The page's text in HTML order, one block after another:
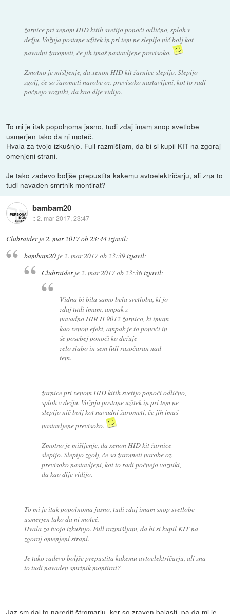
žarnice pri xenom HID kitih svetijo ponoči odlično, sploh v
dežju. Vožnja postane užitek in pri tem ne slepijo nič bolj kot
navadni žarometi, če jih imaš nastavljene previsoko.
Zmotno je mišljenje, da xenon HID kit žarnice slepijo. Slepijo
zgolj, če so žarometi narobe oz. previsoko nastavljeni, kot to radi
počnejo vozniki, da kao dlje vidijo.
To mi je itak popolnoma jasno, tudi zdaj imam snop svetlobe
usmerjen tako da ni moteč.
Hvala za tvojo izkušnjo. Full razmišljam, da bi si kupil KIT na zgoraj
omenjeni strani.
Je tako zadevo boljše prepustita kakemu avtoelektričarju, ali zna to
tudi navaden smrtnik montirat?
bambam20
::2. mar 2017, 23:47
Clubraiderje2. mar 2017 ob 23:44izjavil:
bambam20je2. mar 2017 ob 23:39izjavil:
Clubraiderje2. mar 2017 ob 23:36izjavil:
Vidna bi bila samo bela svetloba, ki jo
zdaj tudi imam, ampak z
navadno HIR II 9012 žarnico, ki imam
kao xenon efekt, ampak je to ponoči in
še posebej ponoči ko dežuje
zelo slabo in sem full razočaran nad
tem.
žarnice pri xenom HID kitih svetijo ponoči odlično,
sploh v dežju. Vožnja postane užitek in pri tem ne
slepijo nič bolj kot navadni žarometi, če jih imaš
nastavljene previsoko.
Zmotno je mišljenje, da xenon HID kit žarnice
slepijo. Slepijo zgolj, če so žarometi narobe oz.
previsoko nastavljeni, kot to radi počnejo vozniki,
da kao dlje vidijo.
To mi je itak popolnoma jasno, tudi zdaj imam snop svetlobe
usmerjen tako da ni moteč.
Hvala za tvojo izkušnjo. Full razmišljam, da bi si kupil KIT na
zgoraj omenjeni strani.
Je tako zadevo boljše prepustita kakemu avtoelektričarju, ali zna
to tudi navaden smrtnik montirat?